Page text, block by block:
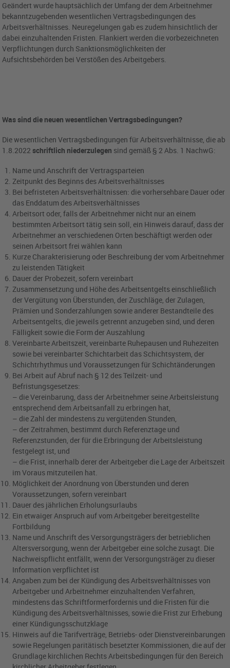
Geändert wurde hauptsächlich der Umfang der dem Arbeitnehmer
bekanntzugebenden wesentlichen Vertragsbedingungen des
Arbeitsverhältnisses. Neuregelungen gab es zudem hinsichtlich der
dabei einzuhaltenden Fristen. Flankiert werden die vorbezeichneten
Verpflichtungen durch Sanktionsmöglichkeiten der
Aufsichtsbehörden bei Verstößen des Arbeitgebers.
Was sind die neuen wesentlichen Vertragsbedingungen?
Die wesentlichen Vertragsbedingungen für Arbeitsverhältnisse, die ab
1.8.2022schriftlich niederzulegen sind gemäß § 2 Abs. 1 NachwG:
Name und Anschrift der Vertragsparteien
Zeitpunkt des Beginns des Arbeitsverhältnisses
Bei befristeten Arbeitsverhältnissen: die vorhersehbare Dauer oder
das Enddatum des Arbeitsverhältnisses
Arbeitsort oder, falls der Arbeitnehmer nicht nur an einem
bestimmten Arbeitsort tätig sein soll, ein Hinweis darauf, dass der
Arbeitnehmer an verschiedenen Orten beschäftigt werden oder
seinen Arbeitsort frei wählen kann
Kurze Charakterisierung oder Beschreibung der vom Arbeitnehmer
zu leistenden Tätigkeit
Dauer der Probezeit, sofern vereinbart
Zusammensetzung und Höhe des Arbeitsentgelts einschließlich
der Vergütung von Überstunden, der Zuschläge, der Zulagen,
Prämien und Sonderzahlungen sowie anderer Bestandteile des
Arbeitsentgelts, die jeweils getrennt anzugeben sind, und deren
Fälligkeit sowie die Form der Auszahlung
Vereinbarte Arbeitszeit, vereinbarte Ruhepausen und Ruhezeiten
sowie bei vereinbarter Schichtarbeit das Schichtsystem, der
Schichtrhythmus und Voraussetzungen für Schichtänderungen
Bei Arbeit auf Abruf nach § 12 des Teilzeit- und
Befristungsgesetzes:
– die Vereinbarung, dass der Arbeitnehmer seine Arbeitsleistung
entsprechend dem Arbeitsanfall zu erbringen hat,
– die Zahl der mindestens zu vergütenden Stunden,
– der Zeitrahmen, bestimmt durch Referenztage und
Referenzstunden, der für die Erbringung der Arbeitsleistung
festgelegt ist, und
– die Frist, innerhalb derer der Arbeitgeber die Lage der Arbeitszeit
im Voraus mitzuteilen hat.
Möglichkeit der Anordnung von Überstunden und deren
Voraussetzungen, sofern vereinbart
Dauer des jährlichen Erholungsurlaubs
Ein etwaiger Anspruch auf vom Arbeitgeber bereitgestellte
Fortbildung
Name und Anschrift des Versorgungsträgers der betrieblichen
Altersversorgung, wenn der Arbeitgeber eine solche zusagt. Die
Nachweispflicht entfällt, wenn der Versorgungsträger zu dieser
Information verpflichtet ist
Angaben zum bei der Kündigung des Arbeitsverhältnisses von
Arbeitgeber und Arbeitnehmer einzuhaltenden Verfahren,
mindestens das Schriftformerfordernis und die Fristen für die
Kündigung des Arbeitsverhältnisses, sowie die Frist zur Erhebung
einer Kündigungsschutzklage
Hinweis auf die Tarifverträge, Betriebs- oder Dienstvereinbarungen
sowie Regelungen paritätisch besetzter Kommissionen, die auf der
Grundlage kirchlichen Rechts Arbeitsbedingungen für den Bereich